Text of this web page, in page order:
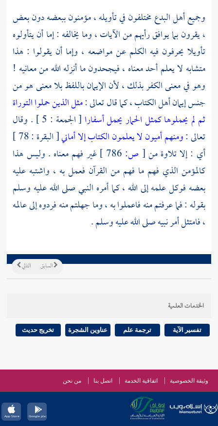
وجميع أهل البدع مختلفون في تأويله ، مؤمنون ببعضه دون بعض
، يقرون بما يوافق رأيهم من الآيات ، وما يخالفه : إما أن يتأولوه
تأويلا يحرفون فيه الكلم عن مواضعه ، وإما أن يقولوا : هذا
متشابه لا يعلم أحد معناه ، فيجحدون ما أنزله الله من معانيه !
وهو في معنى الكفر بذلك ، لأن الإيمان باللفظ بلا معنى هو من
جنس إيمان أهل الكتاب ، كما قال تعالى :مثل الذين حملوا التوراة
ثم لم يحملوها كمثل الحمار يحمل أسفارا
[ الجمعة : 5 ] . وقال
تعالى :ومنهم أميون لا يعلمون الكتاب إلا أماني
[ البقرة : 78 ]
أي : إلا تلاوة من[ ص:
غير فهم معناه . وليس هذا
كالمؤمن الذي فهم ما فهم من القرآن فعمل به ، واشتبه عليه
بعضه فوكل علمه إلى الله ، كما أمره النبي صلى الله عليه وسلم
بقوله : فما عرفتم منه فاعملوا به ، وما جهلتم منه فردوه إلى عالمه
، فامتثل أمر نبيه صلى الله عليه وسلم .
التالي السابق
الخدمات العلمية
تفسير الآية ترجمة علم عناوين الشجرة تخريج حديث
وثيقة الخصوصية اتفاقية الخدمة اتصل بنا من نحن